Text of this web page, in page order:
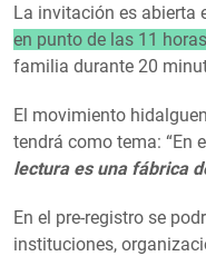
La invitación es abierta
en punto de las 11 horas
familia durante 20
El movimiento
tendrá como tema: “En
lectura es una fábrica
En el pre-registro se
instituciones,